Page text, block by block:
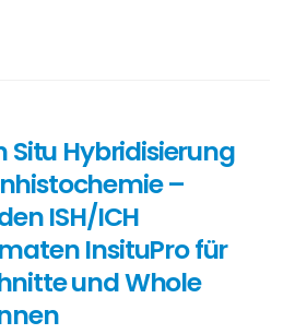
Situ Hybridisierung
–
ISH/ICH
InsituPro für
und Whole